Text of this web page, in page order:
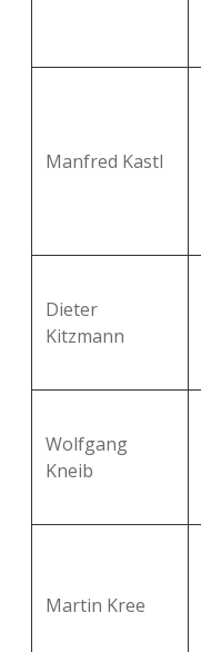
Manfred Kastl
Dieter
Kitzmann
Wolfgang
Kneib
Martin Kree